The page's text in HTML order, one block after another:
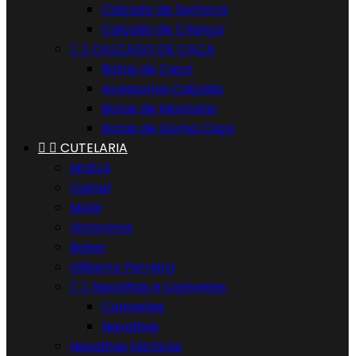
Calçado de Senhora
Calçado de Criança
  CALÇADO DE CAÇA
Botas de Caça
Acessorios Calçado
Botas de Montaria
Botas de Goma Caça
  CUTELARIA
MUELA
Opinel
MAM
Victorinox
Boker
Gilberto Ferreira
  Navalhas e Canivetes
Canivetes
Navalhas
Navalhas tácticas